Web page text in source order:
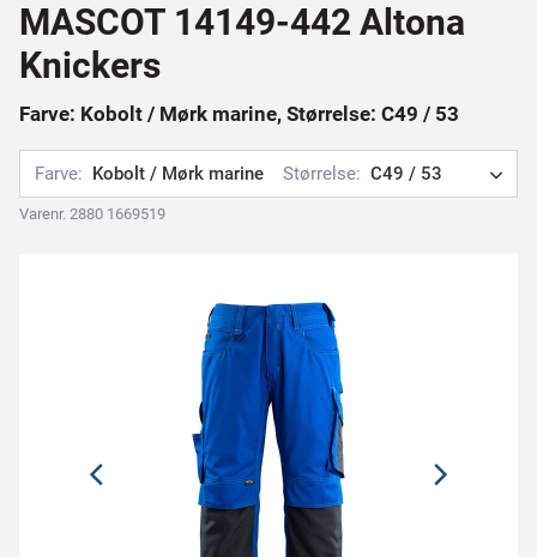
MASCOT 14149-442 Altona
Knickers
Farve: Kobolt / Mørk marine, Størrelse: C49 / 53
Farve: Kobolt / Mørk marine Størrelse: C49 / 53
Varenr. 2880 1669519